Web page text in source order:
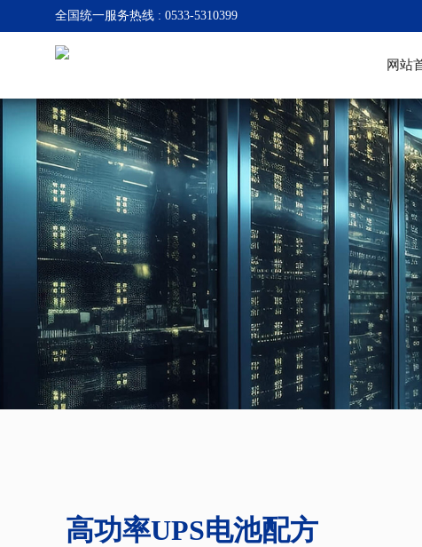
全国统一服务热线 : 0533-5310399
网站
高功率UPS电池配方